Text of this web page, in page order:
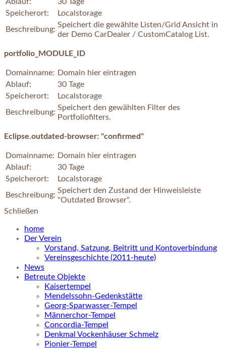
Ablauf:
30 Tage
Speicherort:
Localstorage
Beschreibung:
Speichert die gewählte Listen/Grid Ansicht in
der Demo CarDealer / CustomCatalog List.
portfolio_MODULE_ID
Domainname:
Domain hier eintragen
Ablauf:
30 Tage
Speicherort:
Localstorage
Beschreibung:
Speichert den gewählten Filter des
Portfoliofilters.
Eclipse.outdated-browser: "confirmed"
Domainname:
Domain hier eintragen
Ablauf:
30 Tage
Speicherort:
Localstorage
Beschreibung:
Speichert den Zustand der Hinweisleiste
"Outdated Browser".
Schließen
home
Der Verein
Vorstand, Satzung, Beitritt und Kontoverbindung
Vereinsgeschichte (2011-heute)
News
Betreute Objekte
Kaisertempel
Mendelssohn-Gedenkstätte
Georg-Sparwasser-Tempel
Männerchor-Tempel
Concordia-Tempel
Denkmal Vockenhäuser Schmelz
Pionier-Tempel